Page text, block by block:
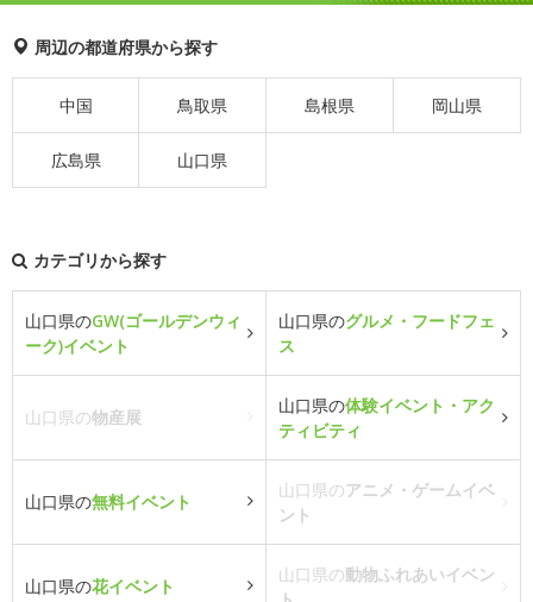
周辺の都道府県から探す
中国 鳥取県 島根県 岡山県
広島県 山口県
カテゴリから探す
山口県のGW(ゴールデンウィ
ーク)イベント
山口県のグルメ・フードフェ
ス
山口県の物産展
山口県の体験イベント・アク
ティビティ
山口県の無料イベント
山口県のアニメ・ゲームイベ
ント
山口県の花イベント
山口県の動物ふれあいイベン